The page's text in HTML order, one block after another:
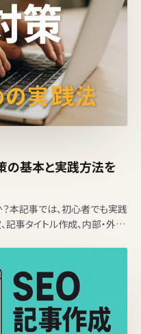
の基本と実践方法を
本記事では、初心者でも実践
事タイトル作成、内部・外部